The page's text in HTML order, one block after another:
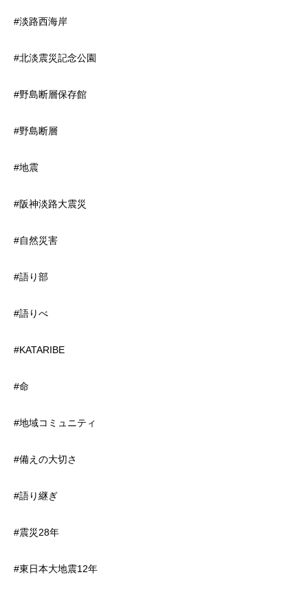
#淡路西海岸
#北淡震災記念公園
#野島断層保存館
#野島断層
#地震
#阪神淡路大震災
#自然災害
#語り部
#語りべ
#KATARIBE
#命
#地域コミュニティ
#備えの大切さ
#語り継ぎ
#震災28年
#東日本大地震12年